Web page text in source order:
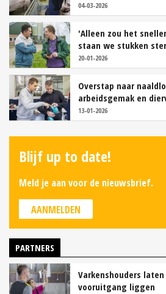
04-03-2026
'Alleen zou het
staan we stukken
20-01-2026
Overstap naar
arbeidsgemak en
13-01-2026
Blijf up to date!
Meld je aan voor de nieuwsbrief.
AANMELDEN
PARTNERS
Varkenshouders
vooruitgang liggen